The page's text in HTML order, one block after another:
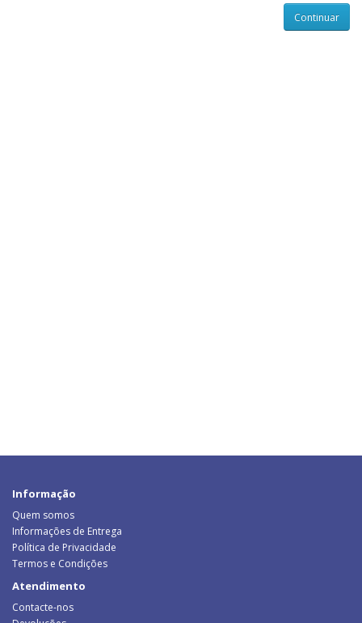
Continuar
Informação
Quem somos
Informações de Entrega
Política de Privacidade
Termos e Condições
Atendimento
Contacte-nos